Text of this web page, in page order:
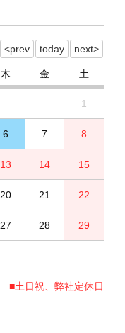
木 金 土
1
6 7 8
13 14 15
20 21 22
27 28 29
■土日祝、弊社定休日